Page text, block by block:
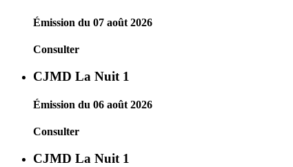
Émission du 07 août 2026
Consulter
CJMD La Nuit 1
Émission du 06 août 2026
Consulter
CJMD La Nuit 1